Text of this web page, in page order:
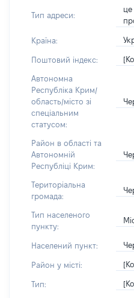
Тип адреси:
це
Країна:
Поштовий індекс:
Автономна
Республіка Крим/
область/місто зі
спеціальним
статусом:
Район в області та
Автономній
Республіці Крим:
Територіальна
громада:
Тип населеного
пункту:
Населений пункт:
Район у місті:
Тип: